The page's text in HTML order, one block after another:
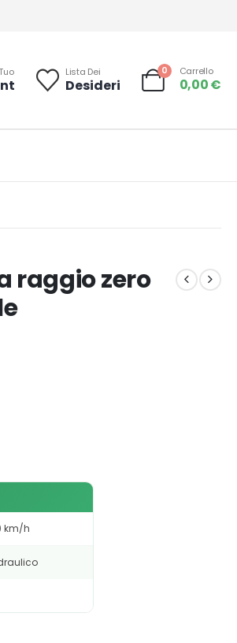
Lista Dei
Desideri
0 Carrello
0,00€
raggio zero
km/h